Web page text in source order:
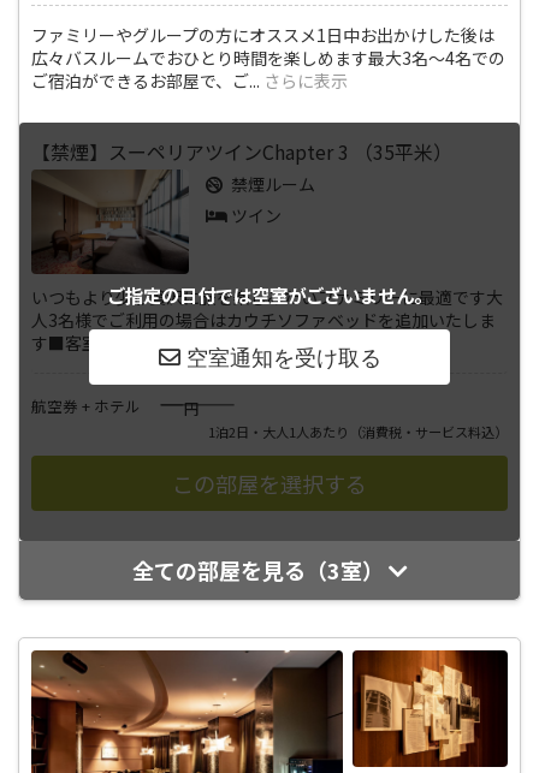
ファミリーやグループの方にオススメ1日中お出かけした後は
広々バスルームでおひとり時間を楽しめます最大3名～4名での
ご宿泊ができるお部屋で、ご... さらに表示
ご指定の日付では空室がございません。
【禁煙】スーペリアツインChapter 3 （35平米）
禁煙ルーム
ツイン
いつもより少し贅沢に旅を楽しみたいファミリーに最適です大
人3名様でご利用の場合はカウチソファベッドを追加いたしま
す■客室情報広さ:35平米ベ... さらに表示
航空券 + ホテル ――――円
1泊2日・大人1人あたり （消費税・サービス料込）
全ての部屋を見る（3室）